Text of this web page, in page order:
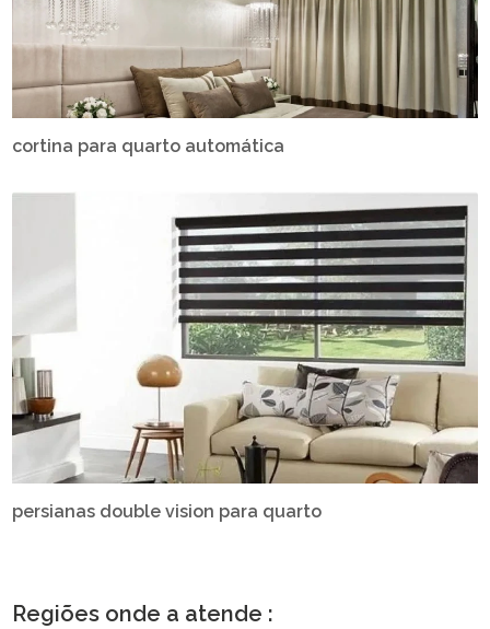
cortina para quarto automática
persianas double vision para quarto
Regiões onde a atende :